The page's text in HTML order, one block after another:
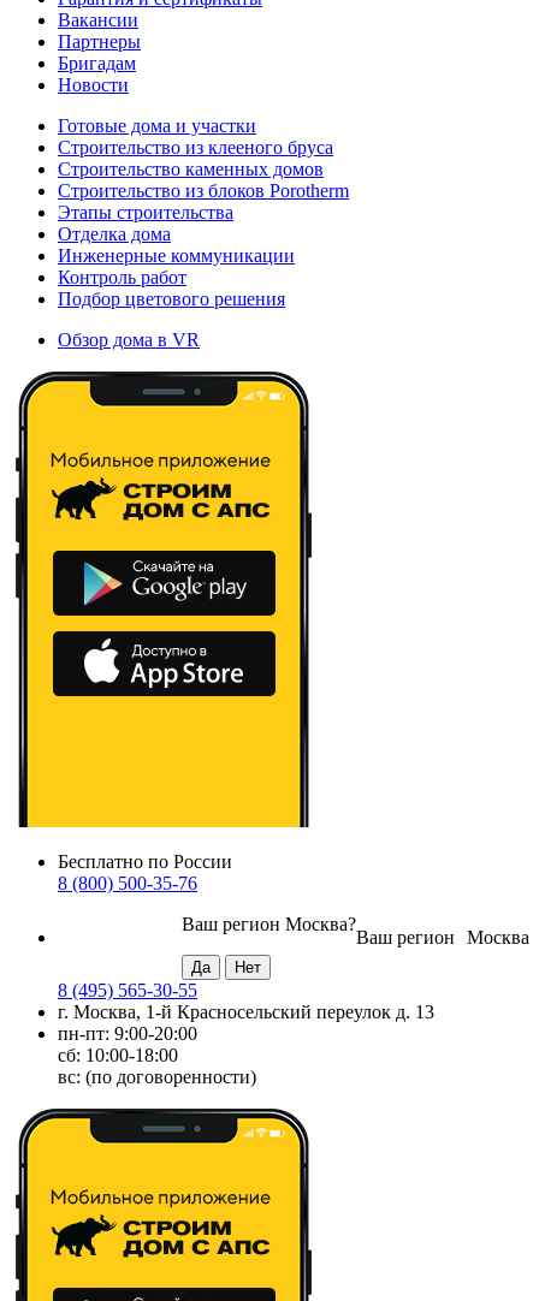
Вакансии
Партнеры
Бригадам
Новости
Готовые дома и участки
Строительство из клееного бруса
Строительство каменных домов
Строительство из блоков Porotherm
Этапы строительства
Отделка дома
Инженерные коммуникации
Контроль работ
Подбор цветового решения
Обзор дома в VR
Бесплатно по России
8 (800) 500-35-76
Москва
Ваш регион
Ваш регион Москва?
8 (495) 565-30-55
г. Москва, 1-й Красносельский переулок д. 13
пн-пт: 9:00-20:00
сб: 10:00-18:00
вс: (по договоренности)